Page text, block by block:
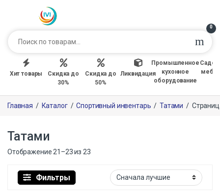
0
Хит товары
Скидка до
30%
Скидка до
50%
Ликвидация
Промышленное
кухонное
оборудование
Главная / Каталог / Спортивный инвентарь / Татами /
Татами
Отображение 21–23 из 23
Фильтры